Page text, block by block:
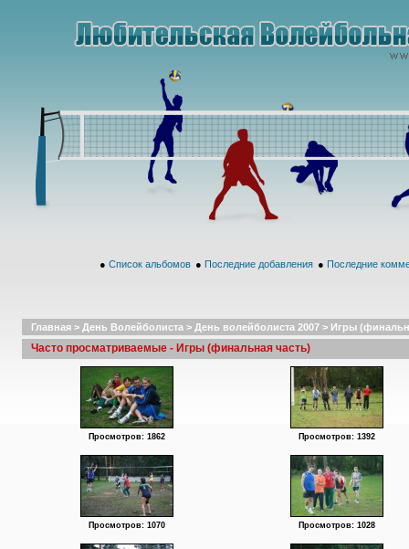
● Список альбомов ● Последние добавления ● Последние
Главная > День Волейболиста > День волейболиста 2007 > Игры
Часто просматриваемые - Игры (финальная часть)
Просмотров: 1862 Просмотров: 1392
Просмотров: 1070 Просмотров: 1028